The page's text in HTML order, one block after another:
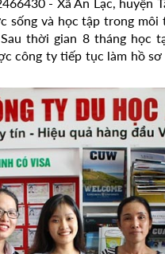
sống và học tập trong
thời gian 8 tháng học
công ty tiếp tục làm hồ